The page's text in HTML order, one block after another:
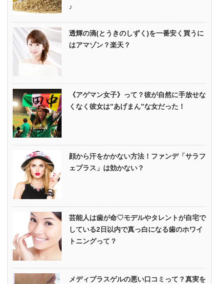
♪
透輝の滴(とうきのしずく)を一番安く買うに
はアマゾン？楽天？
《アゲマン女子》って？彼が自然に手放せな
くなく彼女は”あげまん”な女だった！
顔から汗をかかない方法！ファンデ「サラフ
ェプラス」は効かない？
芸能人は歯が命♡モデルやタレントが自宅で
している2日以内で真っ白になる歯のホワイ
トニングって？
メディプラスゲルの悪い口コミって？真実を